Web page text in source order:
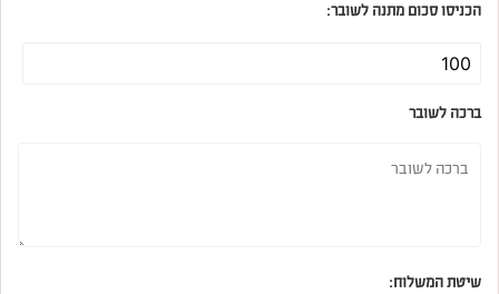
הכניסו סכום מתנה לשובר:
ברכה לשובר
שיטת המשלוח: